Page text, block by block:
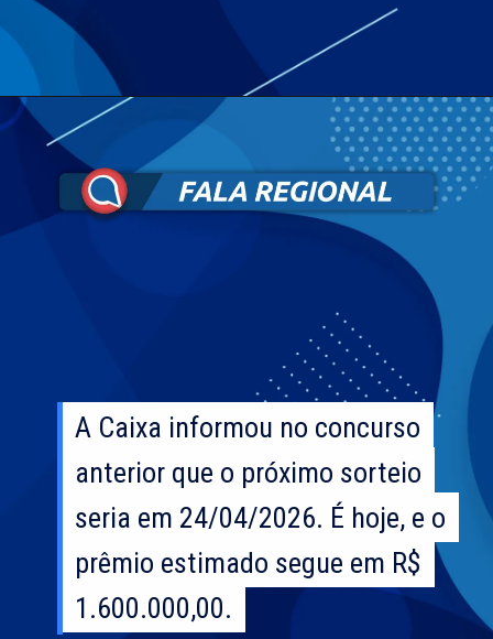
A Caixa informou no concurso
anterior que o próximo sorteio
seria em 24/04/2026. É hoje, e o
prêmio estimado segue em R$
1.600.000,00.
A Caixa informou no concurso
anterior que o próximo sorteio
seria em 24/04/2026. É hoje, e o
prêmio estimado segue em R$
1.600.000,00.